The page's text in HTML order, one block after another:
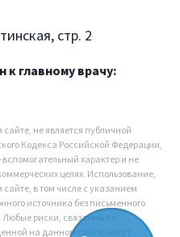
стр. 2
к главному врачу:
не является публичной
Кодекса Российской Федерации,
характер и не
целях. Использование,
в том числе с указанием
источника без письменного
риски, связанные с
на данном сайте, несут